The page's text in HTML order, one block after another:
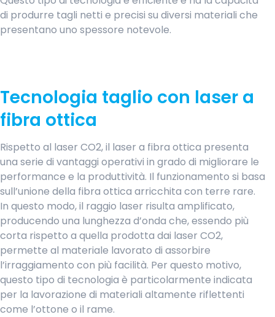
di produrre tagli netti e precisi su diversi materiali che
presentano uno spessore notevole.
Tecnologia taglio con laser a
fibra ottica
Rispetto al laser CO2, il laser a fibra ottica presenta
una serie di vantaggi operativi in grado di migliorare le
performance e la produttività. Il funzionamento si basa
sull’unione della fibra ottica arricchita con terre rare.
In questo modo, il raggio laser risulta amplificato,
producendo una lunghezza d’onda che, essendo più
corta rispetto a quella prodotta dai laser CO2,
permette al materiale lavorato di assorbire
l’irraggiamento con più facilità. Per questo motivo,
questo tipo di tecnologia è particolarmente indicata
per la lavorazione di materiali altamente riflettenti
come l’ottone o il rame.